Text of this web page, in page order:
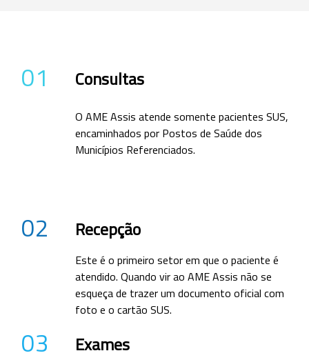
01 Consultas
O AME Assis atende somente pacientes SUS,
encaminhados por Postos de Saúde dos
Municípios Referenciados.
02 Recepção
Este é o primeiro setor em que o paciente é
atendido. Quando vir ao AME Assis não se
esqueça de trazer um documento oficial com
foto e o cartão SUS.
03 Exames